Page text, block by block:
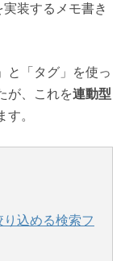
装するメモ書き
と「タグ」を使っ
が、これを連動型
。
込める検索フ